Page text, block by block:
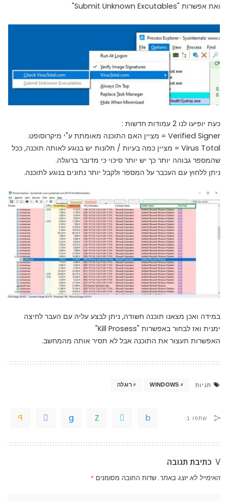
ואת אפשרות "Submit Unknown Excutables"
כעת יופיעו לנו 2 עמודות חדשות :
Verified Signer = מציין האם התוכנה מאומתת ע"י מיקרוסופט.
Virus Total = מציין כמה בעיות / תלונות יש בנוגע לאותה תוכנה, ככל
שהמספר גבוהה יותר כך יש יותר סיכוי כי מדובר ברוגלה.
ניתן ללחוץ עם העכבר על המספר ולקבל יותר נתונים בנוגע לתוכנה.
במידה ואכן מצאנו תוכנה חשודה, ניתן לבצע עליה עם העבר לחיצה
ימנית ואז לבחור באפשרות "Kill Prosess"
האפשרות תעצור את התוכנה אבל לא תסיר אותה מהמחשב.
תגיות WINDOWS רוגלה
שתפו ב:
כתיבת תגובה
האימייל לא יוצג באתר. שדות החובה מסומנים *